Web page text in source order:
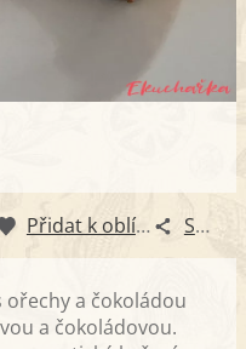
Přidat k oblíbeným Sdílet
a čokoládou
a čokoládovou.